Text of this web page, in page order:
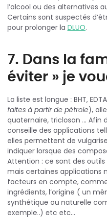
l’alcool ou des alternatives
Certains sont suspectés
pour prolonger la DLUO.
7. Dans la
éviter » je
La liste est longue : BHT,
faites à partir de pétrole),
quaternaire, triclosan … Afin
conseille des applications
elles permettent de
indiquer lorsque des
Attention : ce sont des
mais certaines applications
facteurs en compte,
ingrédients, l’origine ( un
synthétique ou naturelle
exemple..) etc etc…